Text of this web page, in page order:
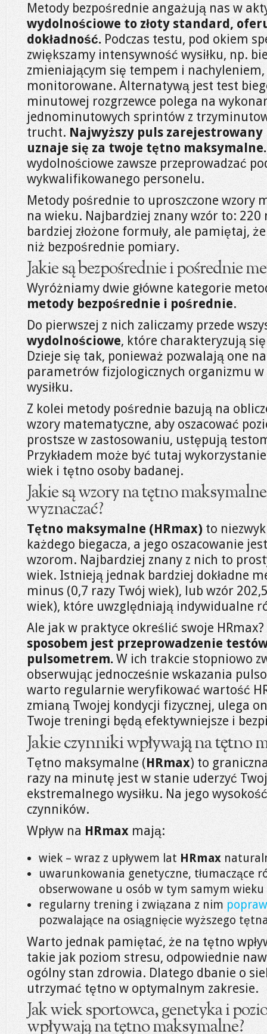
Metody bezpośrednie angażują nas w
wydolnościowe to złoty standard,
dokładność. Podczas testu, pod okiem
zwiększamy intensywność wysiłku, np.
zmieniającym się tempem i
monitorowane. Alternatywą jest test
minutowej rozgrzewce polega na
jednominutowych sprintów z
trucht. Najwyższy puls
uznaje się za twoje tętno maksymalne.
wydolnościowe zawsze przeprowadzać
wykwalifikowanego personelu.
Metody pośrednie to uproszczone wzory
na wieku. Najbardziej znany wzór to:
bardziej złożone formuły, ale pamiętaj,
niż bezpośrednie pomiary.
Jakie są bezpośrednie i pośrednie
Wyróżniamy dwie główne kategorie
metody bezpośrednie i pośrednie.
Do pierwszej z nich zaliczamy przede
wydolnościowe, które charakteryzują
Dzieje się tak, ponieważ pozwalają one
parametrów fizjologicznych organizmu
wysiłku.
Z kolei metody pośrednie bazują na
wzory matematyczne, aby oszacować
prostsze w zastosowaniu, ustępują
Przykładem może być tutaj
wiek i tętno osoby badanej.
Jakie są wzory na tętno
wyznaczać?
Tętno maksymalne (HRmax) to
każdego biegacza, a jego oszacowanie
wzorom. Najbardziej znany z nich to
wiek. Istnieją jednak bardziej dokładne
minus (0,7 razy Twój wiek), lub wzór
wiek), które uwzględniają indywidualne
Ale jak w praktyce określić swoje HRmax?
sposobem jest przeprowadzenie
pulsometrem. W ich trakcie stopniowo
obserwując jednocześnie wskazania
warto regularnie weryfikować wartość
zmianą Twojej kondycji fizycznej, ulega
Twoje treningi będą efektywniejsze i
Jakie czynniki wpływają na tętno
Tętno maksymalne (HRmax) to
razy na minutę jest w stanie uderzyć
ekstremalnego wysiłku. Na jego
czynników.
Wpływ na HRmax mają:
wiek – wraz z upływem lat HRmax
uwarunkowania genetyczne, tłumaczące
obserwowane u osób w tym samym wieku
regularny trening i związana z nim
pozwalające na osiągnięcie wyższego
Warto jednak pamiętać, że na tętno
takie jak poziom stresu, odpowiednie
ogólny stan zdrowia. Dlatego dbanie o
utrzymać tętno w optymalnym zakresie.
Jak wiek sportowca, genetyka i
wpływają na tętno maksymalne?